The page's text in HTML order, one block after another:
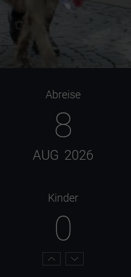
Abreise
8
AUG 2026
Kinder
0